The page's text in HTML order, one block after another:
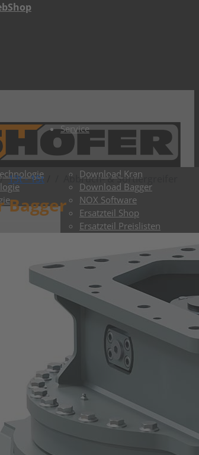
Service
Download Kran
Download Bagger
NOX Software
Ersatzteil Shop
Ersatzteil Preislisten
Lieferzeiten Kran
Lieferzeiten Bagger
13t - 15t Abbruch- & Sortiergreifer
Bagger